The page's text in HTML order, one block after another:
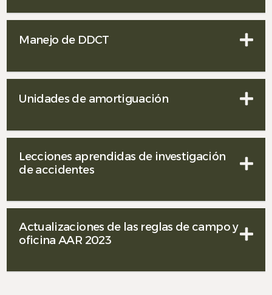
Manejo de DDCT
Unidades de amortiguación
Lecciones aprendidas de investigación
de accidentes
Actualizaciones de las reglas de campo y
oficina AAR 2023